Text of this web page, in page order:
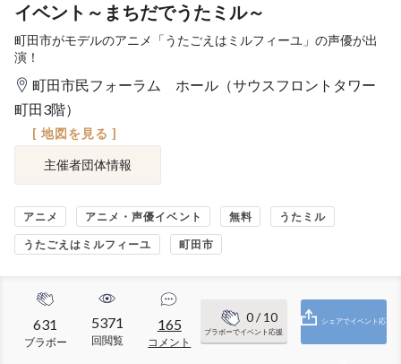
イベント～まちだでうたミル～
町田市がモデルのアニメ「うたごえはミルフィーユ」の声優が出
演！
町田市民フォーラム ホール（サウスフロントタワー
町田3階）
[ 地図を見る ]
主催者団体情報
アニメ アニメ・声優イベント 無料 うたミル
うたごえはミルフィーユ 町田市
631
ブラボー
5371
回閲覧
165
コメント
0/ 10
ブラボーでイベント応援
シェアでイベント応